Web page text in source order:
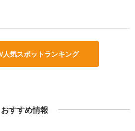
人気スポットランキング
おすすめ情報